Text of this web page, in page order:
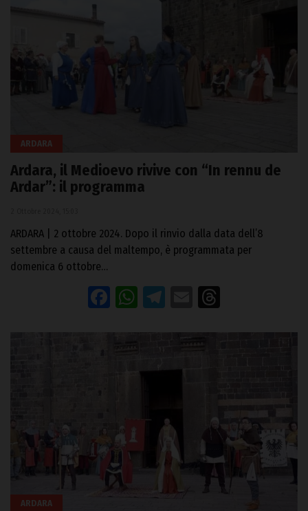
ARDARA
Ardara, il Medioevo rivive con “In rennu de
Ardar”: il programma
ARDARA | 2 ottobre 2024. Dopo il rinvio dalla data dell’8
settembre a causa del maltempo, è programmata per
domenica 6 ottobre…
Facebook
WhatsApp
Telegram
Email
ARDARA